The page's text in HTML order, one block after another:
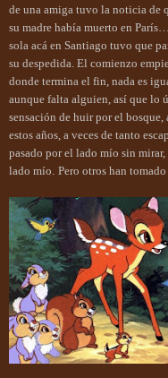
de una amiga tuvo la noticia de
su madre había muerto en
sola acá en Santiago tuvo que
su despedida. El comienzo
donde termina el fin, nada es
aunque falta alguien, así que lo
sensación de huir por el bosque,
estos años, a veces de tanto
pasado por el lado mío sin
lado mío. Pero otros han